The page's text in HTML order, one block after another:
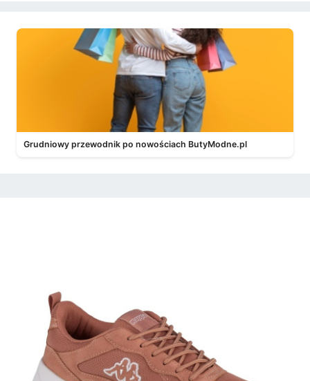
Grudniowy przewodnik po nowościach ButyModne.pl